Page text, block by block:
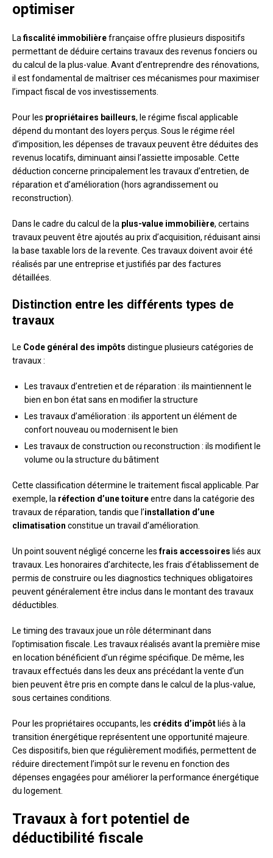
optimiser
Lafiscalité immobilièrefrançaise offre plusieurs dispositifs
permettant de déduire certains travaux des revenus fonciers ou
du calcul de la plus-value. Avant d’entreprendre des rénovations,
il est fondamental de maîtriser ces mécanismes pour maximiser
l’impact fiscal de vos investissements.
Pour les propriétaires bailleurs, le régime fiscal applicable
dépend du montant des loyers perçus. Sous le régime réel
d’imposition, les dépenses de travaux peuvent être déduites des
revenus locatifs, diminuant ainsi l’assiette imposable. Cette
déduction concerne principalement les travaux d’entretien, de
réparation et d’amélioration (hors agrandissement ou
reconstruction).
Dans le cadre du calcul de la plus-value immobilière, certains
travaux peuvent être ajoutés au prix d’acquisition, réduisant ainsi
la base taxable lors de la revente. Ces travaux doivent avoir été
réalisés par une entreprise et justifiés par des factures
détaillées.
Distinction entre les différents types de
travaux
Le Code général des impôts distingue plusieurs catégories de
travaux :
Les travaux d’entretien et de réparation : ils maintiennent le
bien en bon état sans en modifier la structure
Les travaux d’amélioration : ils apportent un élément de
confort nouveau ou modernisent le bien
Les travaux de construction ou reconstruction : ils modifient le
volume ou la structure du bâtiment
Cette classification détermine le traitement fiscal applicable. Par
exemple, la réfection d’une toitureentre dans la catégorie des
travaux de réparation, tandis que l’installation d’une
climatisation constitue un travail d’amélioration.
Un point souvent négligé concerne lesfrais accessoires liés aux
travaux. Les honoraires d’architecte, les frais d’établissement de
permis de construire ou les diagnostics techniques obligatoires
peuvent généralement être inclus dans le montant des travaux
déductibles.
Le timing des travaux joue un rôle déterminant dans
l’optimisation fiscale. Les travaux réalisés avant la première mise
en location bénéficient d’un régime spécifique. De même, les
travaux effectués dans les deux ans précédant la vente d’un
bien peuvent être pris en compte dans le calcul de la plus-value,
sous certaines conditions.
Pour les propriétaires occupants, les crédits d’impôt liés à la
transition énergétique représentent une opportunité majeure.
Ces dispositifs, bien que régulièrement modifiés, permettent de
réduire directement l’impôt sur le revenu en fonction des
dépenses engagées pour améliorer la performance énergétique
du logement.
Travaux à fort potentiel de
déductibilité fiscale